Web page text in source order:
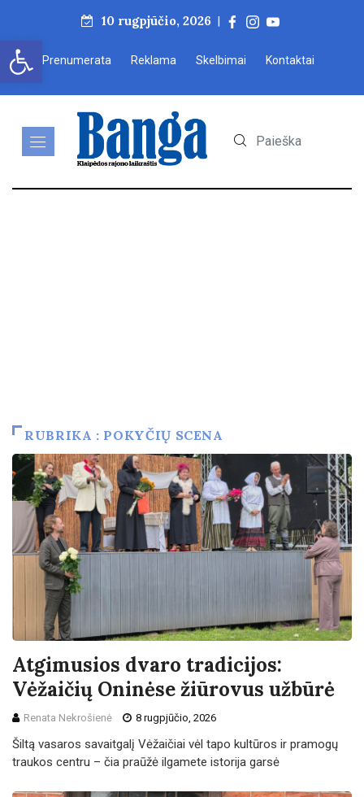
Open toolbar
10 rugpjūčio, 2026 |
Prenumerata Reklama Skelbimai Kontaktai
RUBRIKA : POKYČIŲ SCENA
Atgimusios dvaro tradicijos:
Vėžaičių Oninėse žiūrovus užbūrė
Renata Nekrošienė 8 rugpjūčio, 2026
Šiltą vasaros savaitgalį Vėžaičiai vėl tapo kultūros ir pramogų
traukos centru – čia praūžė ilgamete istorija garsė